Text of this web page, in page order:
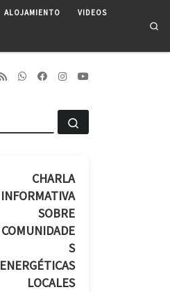
ALOJAMIENTO VIDEOS
CHARLA
INFORMATIVA
SOBRE
COMUNIDADE
S
ENERGÉTICAS
LOCALES